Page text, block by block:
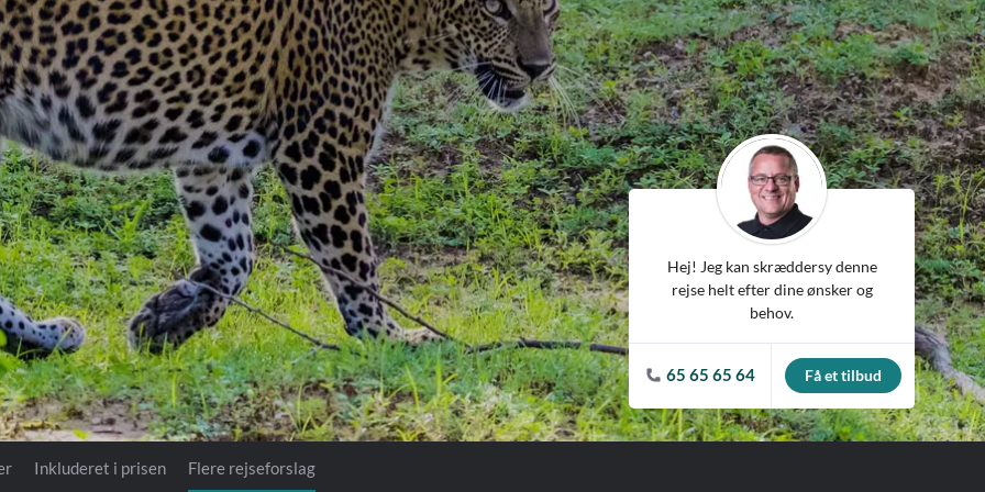
VIVA Cruises
Hej! Jeg kan skræddersy denne
rejse helt efter dine ønsker og
behov.
65 65 65 64 Få et tilbud
Inkluderet i prisen Flere rejseforslag